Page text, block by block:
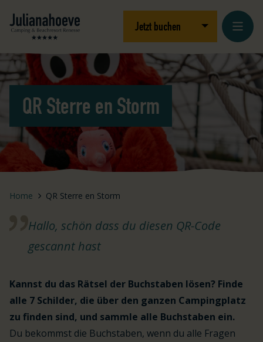
Logo Julianahoeve Jetzt buchen Dropdown
QR Sterre en Storm
Home QR Sterre en Storm
Hallo, schön dass du diesen QR-Code
gescannt hast
Kannst du das Rätsel der Buchstaben lösen? Finde
alle 7 Schilder, die über den ganzen Campingplatz
zu finden sind, und sammle alle Buchstaben ein.
Du bekommst die Buchstaben, wenn du alle Fragen